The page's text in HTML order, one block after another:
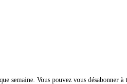
semaine. Vous pouvez vous désabonner à